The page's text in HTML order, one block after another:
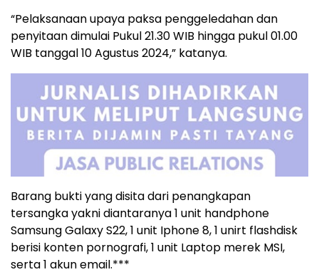
“Pelaksanaan upaya paksa penggeledahan dan
penyitaan dimulai Pukul 21.30 WIB hingga pukul 01.00
WIB tanggal 10 Agustus 2024,” katanya.
Barang bukti yang disita dari penangkapan
tersangka yakni diantaranya 1 unit handphone
Samsung Galaxy S22, 1 unit Iphone 8, 1 unirt flashdisk
berisi konten pornografi, 1 unit Laptop merek MSI,
serta 1 akun email.***